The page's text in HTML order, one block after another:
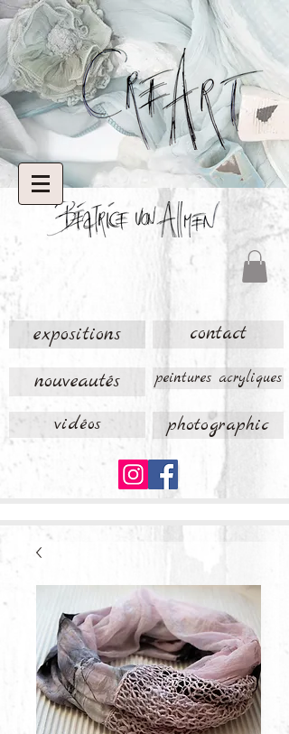
expositions contact
nouveautés peintures acryliques
vidéos photographic